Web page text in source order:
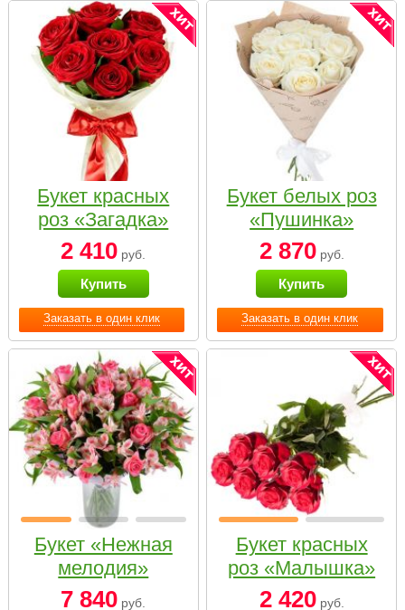
Заказать в один клик
Букет красных
роз «Загадка»
2 410 руб.
Купить
Заказать в один клик
Букет белых роз
«Пушинка»
2 870руб.
Купить
Букет «Нежная
мелодия»
7 840 руб.
Букет красных
роз «Малышка»
2 420руб.